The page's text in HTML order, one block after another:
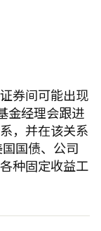
券间可能出现
金经理会跟进
，并在该关系
国债、公司
种固定收益工